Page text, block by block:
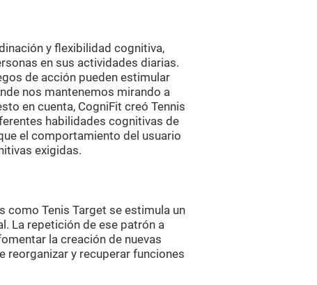
y flexibilidad cognitiva,
en sus actividades diarias.
de acción pueden estimular
nos mantenemos mirando a
en cuenta, CogniFit creó Tennis
habilidades cognitivas de
el comportamiento del usuario
exigidas.
como Tenis Target se estimula un
La repetición de ese patrón a
la creación de nuevas
reorganizar y recuperar funciones